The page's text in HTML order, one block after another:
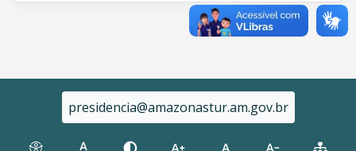
presidencia@amazonastur.am.gov.br